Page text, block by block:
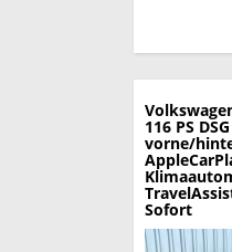
116 PS
vorne/
Sofort